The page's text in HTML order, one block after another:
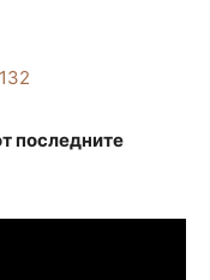
последните